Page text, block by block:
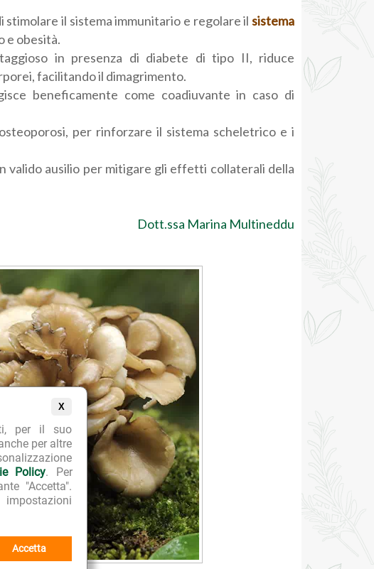
X
per il suo
per altre
Policy. Per
"Accetta".
Accetta
stimolare il sistema immunitario e regolare il sistema
e obesità.
in presenza di diabete di tipo II, riduce
facilitando il dimagrimento.
beneficamente come coadiuvante in caso di
per rinforzare il sistema scheletrico e i
valido ausilio per mitigare gli effetti collaterali della
Dott.ssa Marina Multineddu